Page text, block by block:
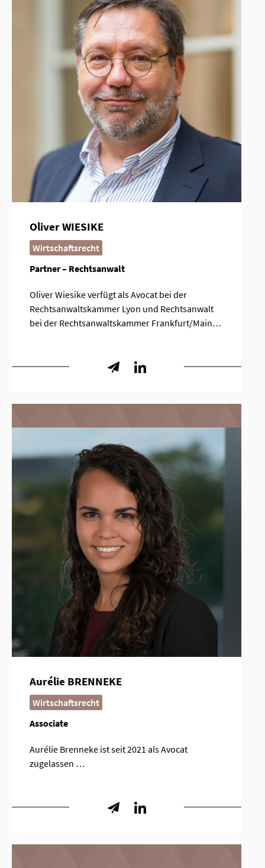
Oliver WIESIKE
Wirtschaftsrecht
Partner – Rechtsanwalt
Oliver Wiesike verfügt als Avocat bei der
Rechtsanwaltskammer Lyon und Rechtsanwalt
bei der Rechtsanwaltskammer Frankfurt/Main…
Aurélie BRENNEKE
Wirtschaftsrecht
Associate
Aurélie Brenneke ist seit 2021 als Avocat
zugelassen …